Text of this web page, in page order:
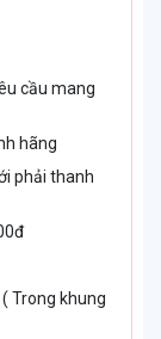
cầu mang
hãng
phải thanh
Trong khung